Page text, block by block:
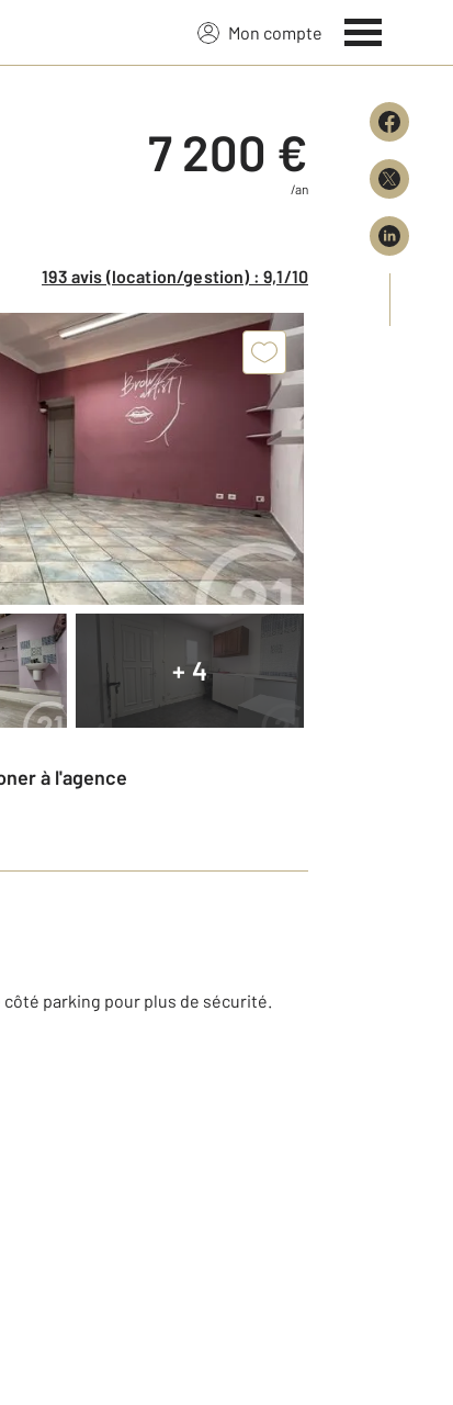
Mon compte
7 200 €
/an
193 avis (location/gestion) : 9,1/10
+ 4
à l'agence
parking pour plus de sécurité.